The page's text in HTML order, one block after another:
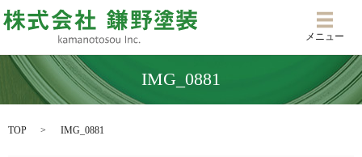
メニ
メニュー
IMG_0881
TOP IMG_0881